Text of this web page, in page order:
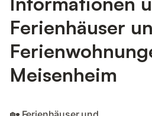
Ferienhäuser
Meisenheim